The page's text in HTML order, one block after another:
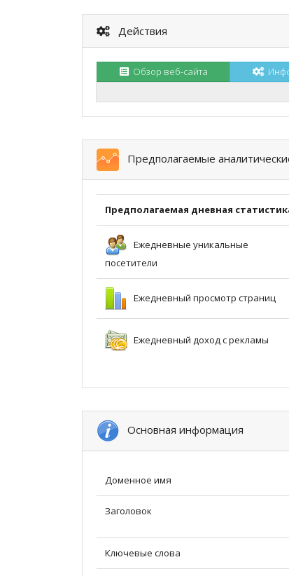
Действия
Обзор веб-сайта
Предполагаемые
Предполагаемая дневная
Ежедневные уникальные
посетители
Ежедневный просмотр страниц
Ежедневный доход с рекламы
Основная информация
Доменное имя
Заголовок
Ключевые слова